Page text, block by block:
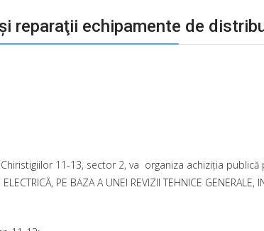
reparaţii echipamente de
11-13, sector 2, va organiza achiziţia
PE BAZA A UNEI REVIZII TEHNICE GENERALE,